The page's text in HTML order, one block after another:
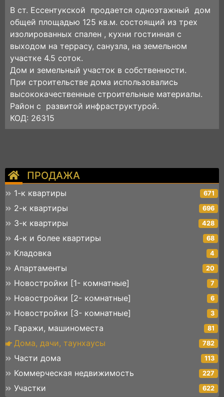
ПРОДАЖА
1-к квартиры 671
2-к квартиры 696
3-к квартиры 428
4-к и более квартиры 68
Кладовка 4
Апартаменты 20
Новостройки [1- комнатные] 7
Новостройки [2- комнатные] 6
Новостройки [3- комнатные] 3
Гаражи, машиноместа 81
Дома, дачи, таунхаусы 782
Части дома 113
Коммерческая недвижимость 227
Участки 622
В ст. Ессентукской продается одноэтажный дом
общей площадью 125 кв.м. состоящий из трех
изолированных спален , кухни гостинная с
выходом на террасу, санузла, на земельном
участке 4.5 соток.
Дом и земельный участок в собственности.
При строительстве дома использовались
высококачественные строительные материалы.
Район с развитой инфраструктурой.
КОД: 26315